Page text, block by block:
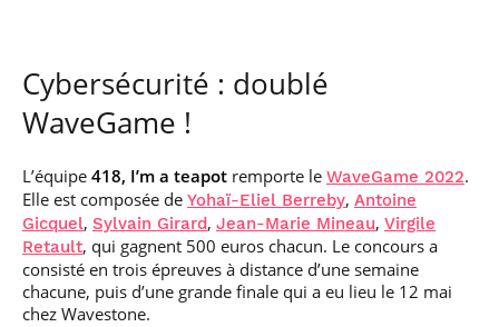
Cybersécurité : doublé
WaveGame !
L’équipe 418, I’m a teapot remporte le WaveGame 2022.
Elle est composée de Yohaï-Eliel Berreby, Antoine
Gicquel, Sylvain Girard, Jean-Marie Mineau, Virgile
Retault, qui gagnent 500 euros chacun. Le concours a
consisté en trois épreuves à distance d’une semaine
chacune, puis d’une grande finale qui a eu lieu le 12 mai
chez Wavestone.